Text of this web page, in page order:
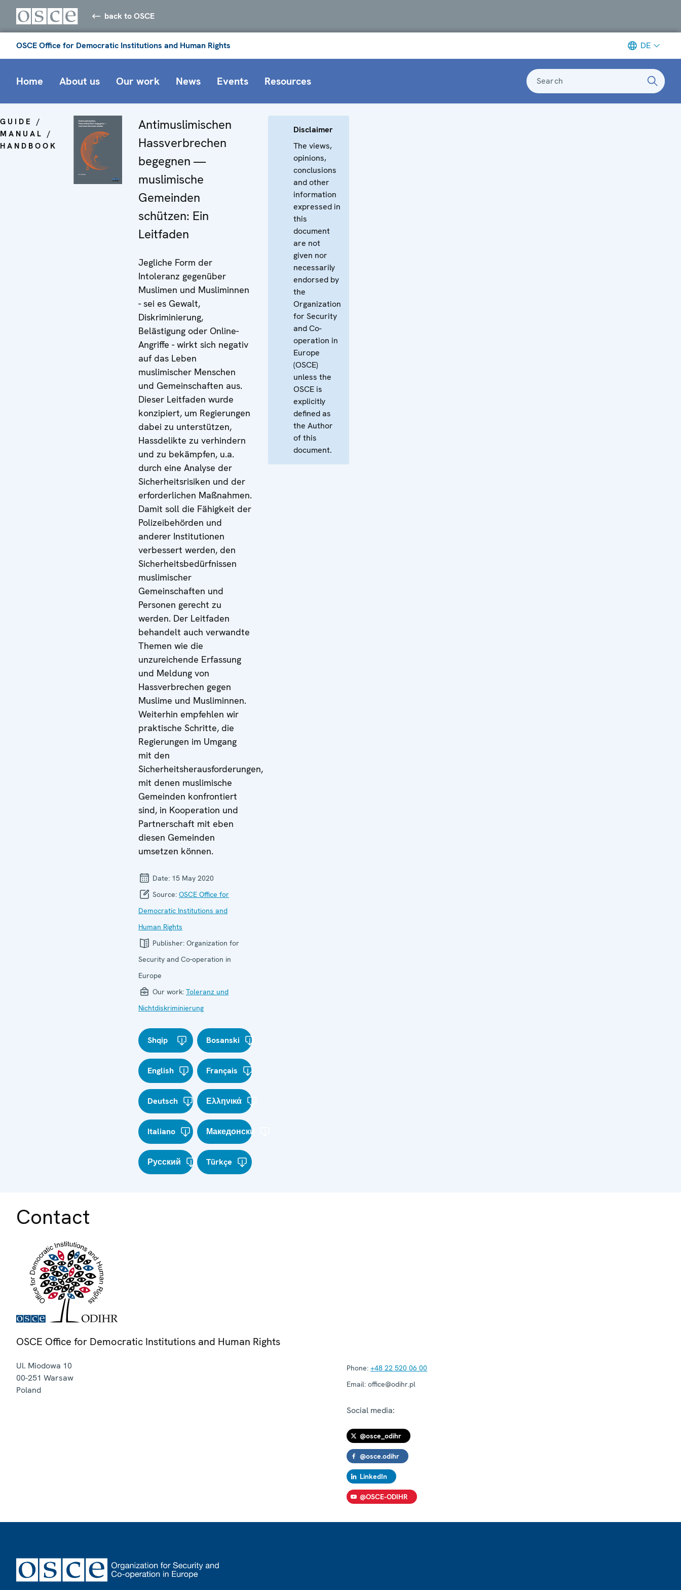
back to OSCE
OSCE Office for Democratic Institutions and Human Rights DE
Home About us Our work News Events Resources Search
GUIDE /
MANUAL /
HANDBOOK
Antimuslimischen
Hassverbrechen
begegnen —
muslimische
Gemeinden
schützen: Ein
Leitfaden
Jegliche Form der
Intoleranz gegenüber
Muslimen und Musliminnen
- sei es Gewalt,
Diskriminierung,
Belästigung oder Online-
Angriffe - wirkt sich negativ
auf das Leben
muslimischer Menschen
und Gemeinschaften aus.
Dieser Leitfaden wurde
konzipiert, um Regierungen
dabei zu unterstützen,
Hassdelikte zu verhindern
und zu bekämpfen, u.a.
durch eine Analyse der
Sicherheitsrisiken und der
erforderlichen Maßnahmen.
Damit soll die Fähigkeit der
Polizeibehörden und
anderer Institutionen
verbessert werden, den
Sicherheitsbedürfnissen
muslimischer
Gemeinschaften und
Personen gerecht zu
werden. Der Leitfaden
behandelt auch verwandte
Themen wie die
unzureichende Erfassung
und Meldung von
Hassverbrechen gegen
Muslime und Musliminnen.
Weiterhin empfehlen wir
praktische Schritte, die
Regierungen im Umgang
mit den
Sicherheitsherausforderungen,
mit denen muslimische
Gemeinden konfrontiert
sind, in Kooperation und
Partnerschaft mit eben
diesen Gemeinden
umsetzen können.
Date: 15 May 2020
Source: OSCE Office for
Democratic Institutions and
Human Rights
Publisher: Organization for
Security and Co-operation in
Europe
Our work: Toleranz und
Nichtdiskriminierung
Shqip Bosanski
English Français
Deutsch Ελληνικά
Italiano Македонски
Русский Türkçe
Disclaimer
The views,
opinions,
conclusions
and other
information
expressed in
this
document
are not
given nor
necessarily
endorsed by
the
Organization
for Security
and Co-
operation in
Europe
(OSCE)
unless the
OSCE is
explicitly
defined as
the Author
of this
document.
Contact
OSCE Office for Democratic Institutions and Human Rights
Ul. Miodowa 10
00-251 Warsaw
Poland
Phone: +48 22 520 06 00
Email: office@odihr.pl
Social media:
@osce_odihr
@osce.odihr
LinkedIn
@OSCE-ODIHR